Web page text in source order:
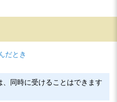
だとき
同時に受けることはできます